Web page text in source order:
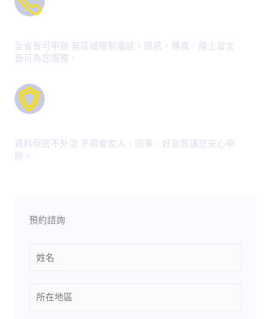
全省皆可申辦 無區域限制電話，簡訊，傳真，線上留言
皆可為您服務。
資料保密不外流 不照會家人、同事、好友等讓您安心申
辦。
預約諮詢
Name
Location